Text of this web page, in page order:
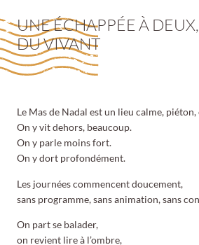
UNE ÉCHAPPÉE À
DU VIVANT
Le Mas de Nadal est un lieu calme,
On y vit dehors, beaucoup.
On y parle moins fort.
On y dort profondément.
Les journées commencent doucement,
sans programme, sans animation, sans
On part se balader,
on revient lire à l’ombre,